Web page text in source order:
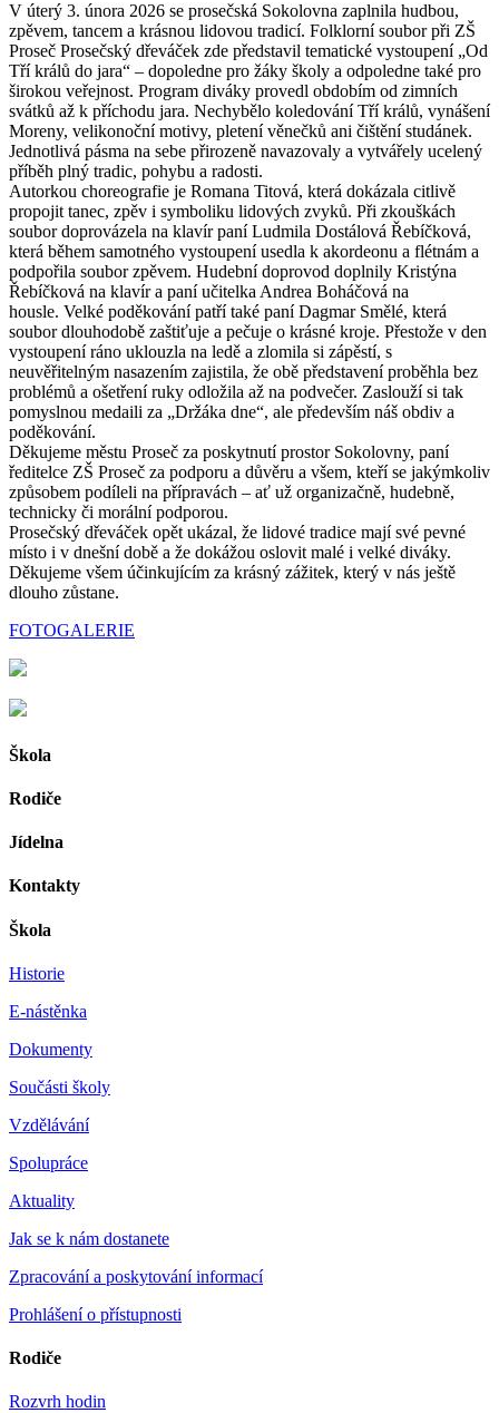
V úterý 3. února 2026 se prosečská Sokolovna zaplnila hudbou,
zpěvem, tancem a krásnou lidovou tradicí. Folklorní soubor při ZŠ
Proseč Prosečský dřeváček zde představil tematické vystoupení „Od
Tří králů do jara“ – dopoledne pro žáky školy a odpoledne také pro
širokou veřejnost. Program diváky provedl obdobím od zimních
svátků až k příchodu jara. Nechybělo koledování Tří králů, vynášení
Moreny, velikonoční motivy, pletení věnečků ani čištění studánek.
Jednotlivá pásma na sebe přirozeně navazovaly a vytvářely ucelený
příběh plný tradic, pohybu a radosti.
Autorkou choreografie je Romana Titová, která dokázala citlivě
propojit tanec, zpěv i symboliku lidových zvyků. Při zkouškách
soubor doprovázela na klavír paní Ludmila Dostálová Řebíčková,
která během samotného vystoupení usedla k akordeonu a flétnám a
podpořila soubor zpěvem. Hudební doprovod doplnily Kristýna
Řebíčková na klavír a paní učitelka Andrea Boháčová na
housle. Velké poděkování patří také paní Dagmar Smělé, která
soubor dlouhodobě zaštiťuje a pečuje o krásné kroje. Přestože v den
vystoupení ráno uklouzla na ledě a zlomila si zápěstí, s
neuvěřitelným nasazením zajistila, že obě představení proběhla bez
problémů a ošetření ruky odložila až na podvečer. Zaslouží si tak
pomyslnou medaili za „Držáka dne“, ale především náš obdiv a
poděkování.
Děkujeme městu Proseč za poskytnutí prostor Sokolovny, paní
ředitelce ZŠ Proseč za podporu a důvěru a všem, kteří se jakýmkoliv
způsobem podíleli na přípravách – ať už organizačně, hudebně,
technicky či morální podporou.
Prosečský dřeváček opět ukázal, že lidové tradice mají své pevné
místo i v dnešní době a že dokážou oslovit malé i velké diváky.
Děkujeme všem účinkujícím za krásný zážitek, který v nás ještě
dlouho zůstane.
FOTOGALERIE
Škola
Rodiče
Jídelna
Kontakty
Škola
Historie
E-nástěnka
Dokumenty
Součásti školy
Vzdělávání
Spolupráce
Aktuality
Jak se k nám dostanete
Zpracování a poskytování informací
Prohlášení o přístupnosti
Rodiče
Rozvrh hodin